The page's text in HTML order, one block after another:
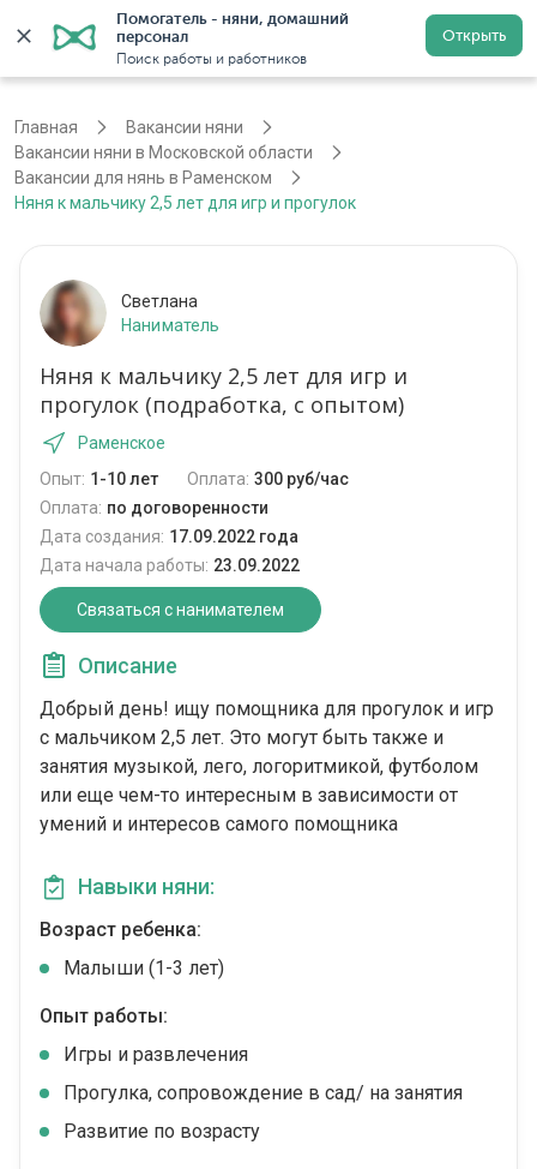
Помогатель - няни, домашний
персонал
Поиск работы и работников
Открыть
Регистрация
Главная
Вакансии няни
Вакансии няни в Московской области
Вакансии для нянь в Раменском
Няня к мальчику 2,5 лет для игр и прогулок
Светлана
Наниматель
Няня к мальчику 2,5 лет для игр и
прогулок (подработка, с опытом)
Раменское
Опыт: 1-10 лет Оплата: 300 руб/час
Оплата: по договоренности
Дата создания: 17.09.2022 года
Дата начала работы: 23.09.2022
Связаться с нанимателем
Описание
Добрый день! ищу помощника для прогулок и игр
с мальчиком 2,5 лет. Это могут быть также и
занятия музыкой, лего, логоритмикой, футболом
или еще чем-то интересным в зависимости от
умений и интересов самого помощника
Навыки няни:
Возраст ребенка:
Малыши (1-3 лет)
Опыт работы:
Игры и развлечения
Прогулка, сопровождение в сад/ на занятия
Развитие по возрасту